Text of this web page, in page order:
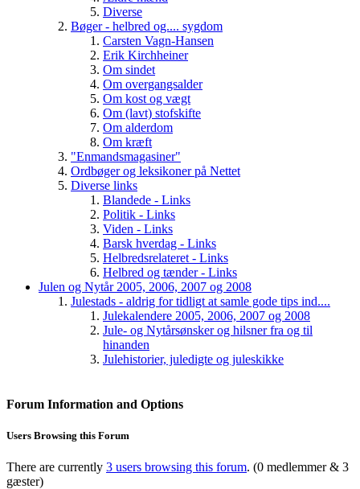
Diverse
Bøger - helbred og.... sygdom
Carsten Vagn-Hansen
Erik Kirchheiner
Om sindet
Om overgangsalder
Om kost og vægt
Om (lavt) stofskifte
Om alderdom
Om kræft
"Enmandsmagasiner"
Ordbøger og leksikoner på Nettet
Diverse links
Blandede - Links
Politik - Links
Viden - Links
Barsk hverdag - Links
Helbredsrelateret - Links
Helbred og tænder - Links
Julen og Nytår 2005, 2006, 2007 og 2008
Julestads - aldrig for tidligt at samle gode tips ind....
Julekalendere 2005, 2006, 2007 og 2008
Jule- og Nytårsønsker og hilsner fra og til
hinanden
Julehistorier, juledigte og juleskikke
Forum Information and Options
Users Browsing this Forum
There are currently 3 users browsing this forum. (0 medlemmer & 3
gæster)